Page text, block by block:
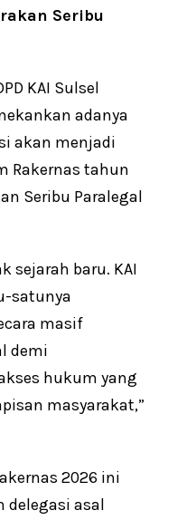
Seribu
KAI Sulsel
adanya
akan menjadi
Rakernas tahun
Seribu Paralegal
sejarah baru. KAI
satunya
masif
demi
hukum yang
masyarakat,”
2026 ini
delegasi asal